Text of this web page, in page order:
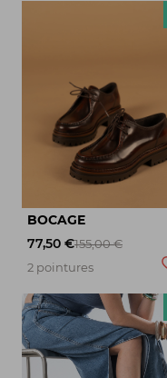
BOCAGE
77,50 €155,00 €
2 pointures